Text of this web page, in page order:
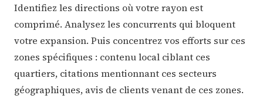
Identifiez les directions où votre rayon est
comprimé. Analysez les concurrents qui bloquent
votre expansion. Puis concentrez vos efforts sur ces
zones spécifiques : contenu local ciblant ces
quartiers, citations mentionnant ces secteurs
géographiques, avis de clients venant de ces zones.